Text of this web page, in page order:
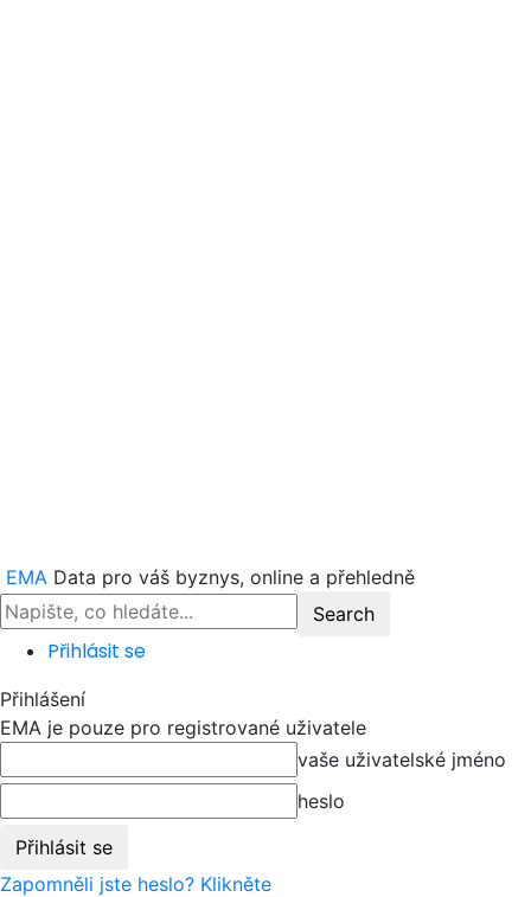
EMA Data pro váš byznys, online a přehledně
Přihlásit se
Přihlášení
EMA je pouze pro registrované uživatele
vaše uživatelské jméno
heslo
Zapomněli jste heslo? Klikněte